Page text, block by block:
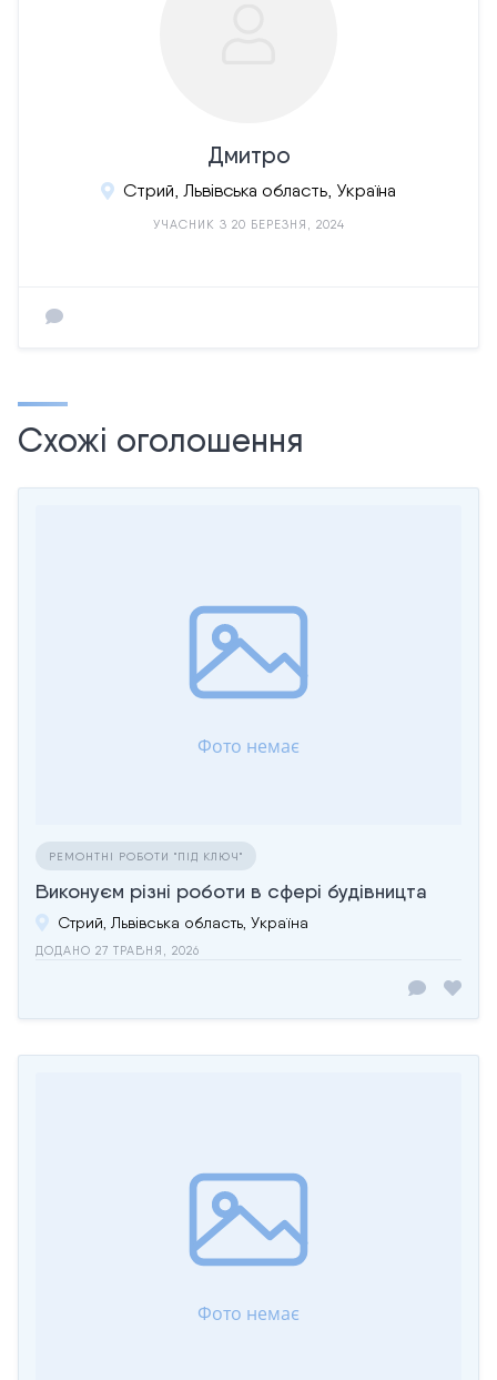
Дмитро
Стрий, Львівська область, Україна
УЧАСНИК З 20 БЕРЕЗНЯ, 2024
Схожі оголошення
РЕМОНТНІ РОБОТИ "ПІД КЛЮЧ"
Виконуєм різні роботи в сфері будівницта
Стрий, Львівська область, Україна
ДОДАНО 27 ТРАВНЯ, 2026